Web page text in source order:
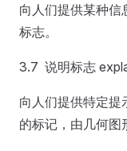
向人们提供某种信
标志。
3.7 说明标志
向人们提供特定提
的标记，由几何图